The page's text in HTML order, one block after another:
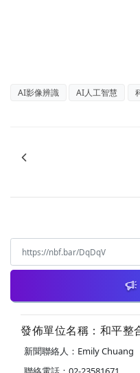
AI影像辨識 AI人工智慧
發佈單位名稱：和平整
新聞聯絡人：Emily Chuang